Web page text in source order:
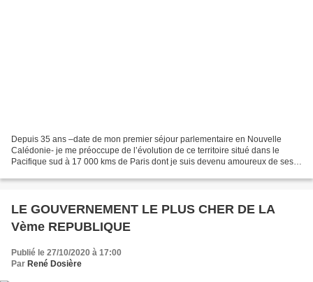
Depuis 35 ans –date de mon premier séjour parlementaire en Nouvelle
Calédonie- je me préoccupe de l’évolution de ce territoire situé dans le
Pacifique sud à 17 000 kms de Paris dont je suis devenu amoureux de ses
LE GOUVERNEMENT LE PLUS CHER DE LA
Vème REPUBLIQUE
Publié le 27/10/2020 à 17:00
Par René Dosière